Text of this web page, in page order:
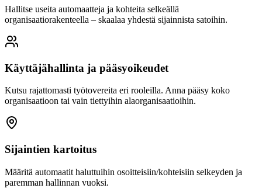
Hallitse useita automaatteja ja kohteita selkeällä
organisaatiorakenteella – skaalaa yhdestä sijainnista satoihin.
Käyttäjähallinta ja pääsyoikeudet
Kutsu rajattomasti työtovereita eri rooleilla. Anna pääsy koko
organisaatioon tai vain tiettyihin alaorganisaatioihin.
Sijaintien kartoitus
Määritä automaatit haluttuihin osoitteisiin/kohteisiin selkeyden ja
paremman hallinnan vuoksi.